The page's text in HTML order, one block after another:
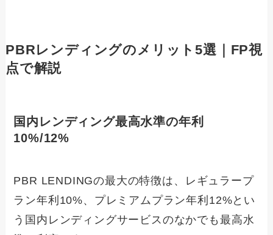
PBRレンディングのメリット5選｜FP視
点で解説
国内レンディング最高水準の年利
10%/12%
PBR LENDINGの最大の特徴は、レギュラープ
ラン年利10%、プレミアムプラン年利12%とい
う国内レンディングサービスのなかでも最高水